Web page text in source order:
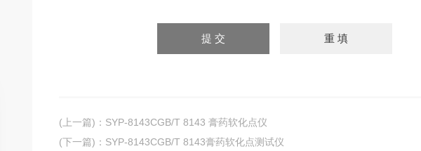
(上一篇) ： SYP-8143CGB/T 8143 膏药软化点仪
(下一篇) ： SYP-8143CGB/T 8143膏药软化点测试仪